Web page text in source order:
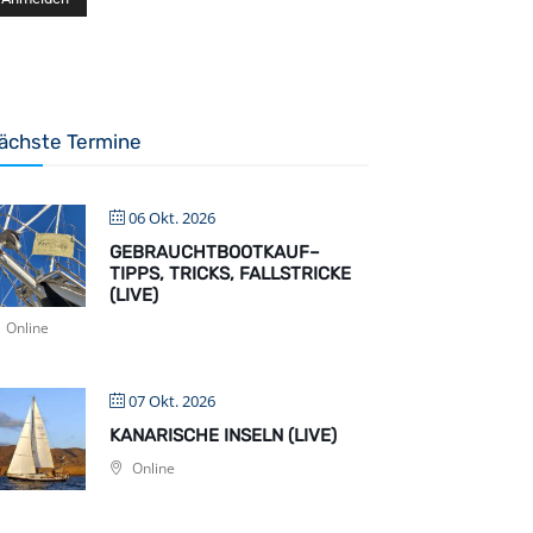
Termine
06 Okt. 2026
GEBRAUCHTBOOTKAUF–
TIPPS, TRICKS, FALLSTRICKE
(LIVE)
Online
07 Okt. 2026
KANARISCHE INSELN (LIVE)
Online